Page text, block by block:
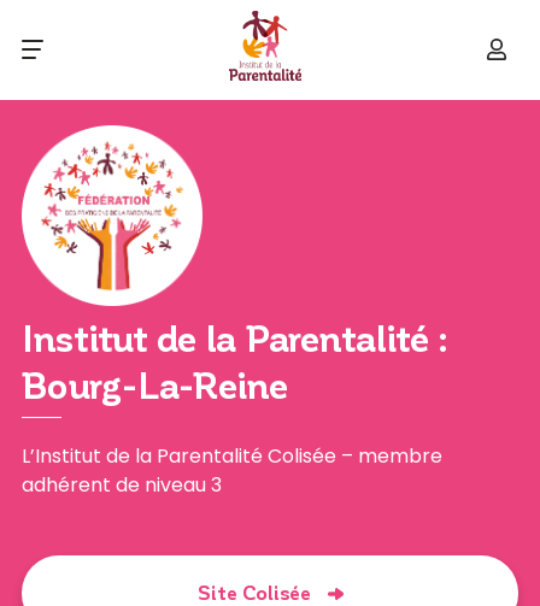
Institut de la Parentalité :
Bourg-La-Reine
L’Institut de la Parentalité Colisée – membre
adhérent de niveau 3
Site Colisée